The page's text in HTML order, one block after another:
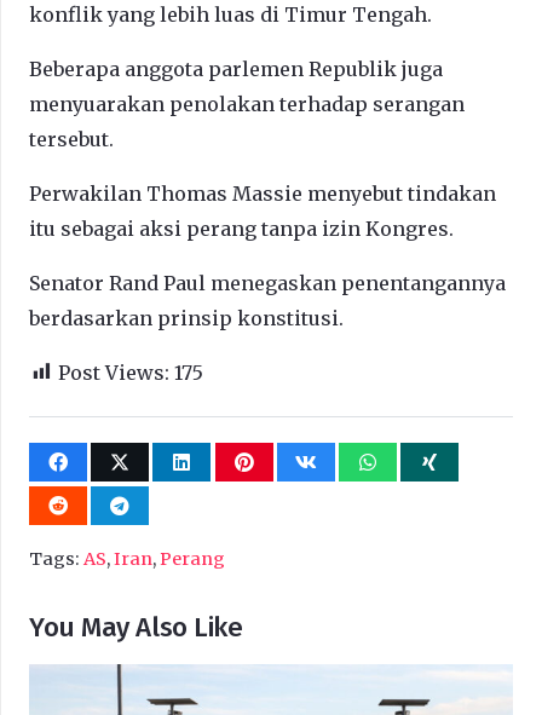
konflik yang lebih luas di Timur Tengah.
Beberapa anggota parlemen Republik juga
menyuarakan penolakan terhadap serangan
tersebut.
Perwakilan Thomas Massie menyebut tindakan
itu sebagai aksi perang tanpa izin Kongres.
Senator Rand Paul menegaskan penentangannya
berdasarkan prinsip konstitusi.
Post Views: 175
Tags: AS,Iran,Perang
You May Also Like